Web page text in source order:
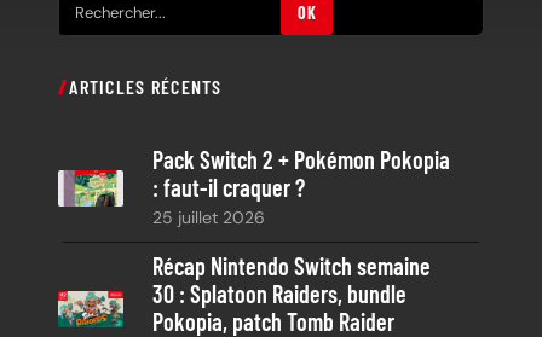
e
h
OK
ARTICLES RÉCENTS
Pack Switch 2 + Pokémon Pokopia
: faut-il craquer ?
25 juillet 2026
Récap Nintendo Switch semaine
30 : Splatoon Raiders, bundle
Pokopia, patch Tomb Raider